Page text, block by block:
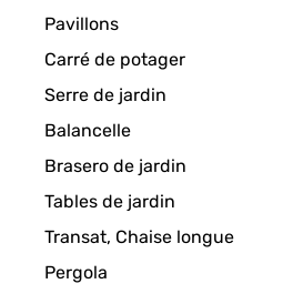
Pavillons
Carré de potager
Serre de jardin
Balancelle
Brasero de jardin
Tables de jardin
Transat, Chaise longue
Pergola